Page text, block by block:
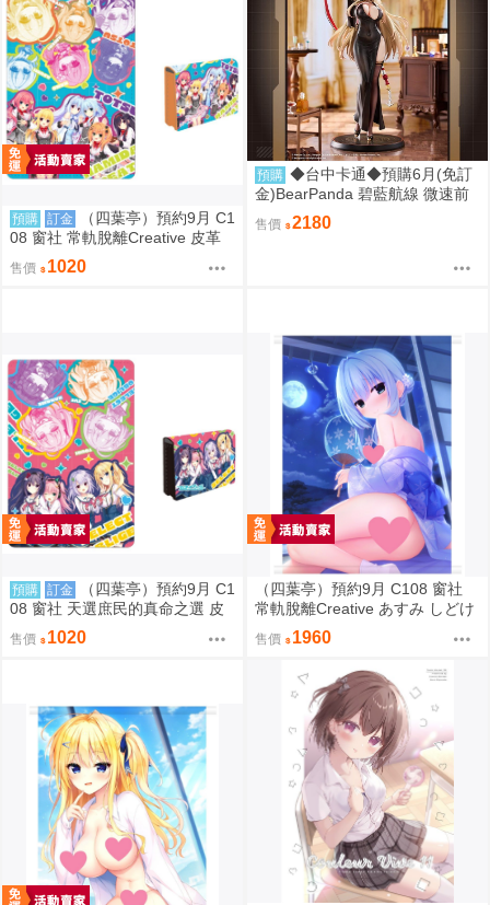
預購 訂金
（四葉亭）預約9月 C1
08 窗社 常軌脫離Creative 皮革
製名片夾 0814
售價 1020
預購 ◆台中卡通◆預購6月(免訂
金)BearPanda 碧藍航線 微速前
行 奧德莉亞 俾斯麥 1/6 附特典 1
107
售價 2180
預購 訂金
（四葉亭）預約9月 C1
08 窗社 天選庶民的真命之選 皮
革製名片夾 0814
售價 1020
（四葉亭）預約9月 C108 窗社
常軌脫離Creative あすみ しどけ
ない浴衣ver B1&B2掛軸 0814
售價 1960